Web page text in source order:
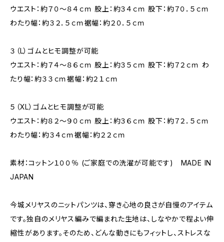
ウエスト：約７０～８４ｃｍ 股上：約３４ｃｍ 股下：約７０．５ｃｍ
わたり幅：約３２．５ｃｍ裾幅：約２０．５ｃｍ
３（L）ゴムとヒモ調整が可能
ウエスト：約７４～８６ｃｍ 股上：約３５ｃｍ 股下：約７２ｃｍ わ
たり幅：約３３ｃｍ裾幅：約２１ｃｍ
５（XL）ゴムとヒモ調整が可能
ウエスト：約８２～９０ｃｍ 股上：約３６ｃｍ 股下：約７２．５ｃｍ
わたり幅：約３４ｃｍ裾幅：約２２ｃｍ
素材：コットン１００％ (ご家庭での洗濯が可能です) MADE IN
JAPAN
今城メリヤスのニットパンツは、穿き心地の良さが自慢のアイテム
です。独自のメリヤス編みで編まれた生地は、しなやかで程よい伸
縮性があります。そのため、どんな動きにもフィットし、ストレスな